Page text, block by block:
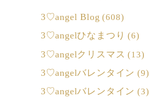
3♡angel Blog (608)
3♡angelひなまつり (6)
3♡angelクリスマス (13)
3♡angelバレンタイン (9)
3♡angelバレンタイン (3)